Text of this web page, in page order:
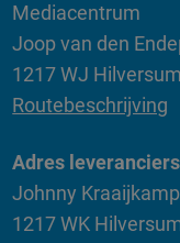
Mediacentrum
Joop van den
1217 WJ Hilversum
Routebeschrijving
Adres leveranciers
Johnny
1217 WK